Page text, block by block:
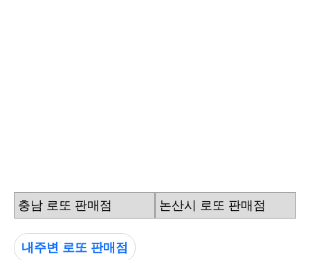
충남 로또 판매점 논산시 로또 판매점
내주변 로또 판매점